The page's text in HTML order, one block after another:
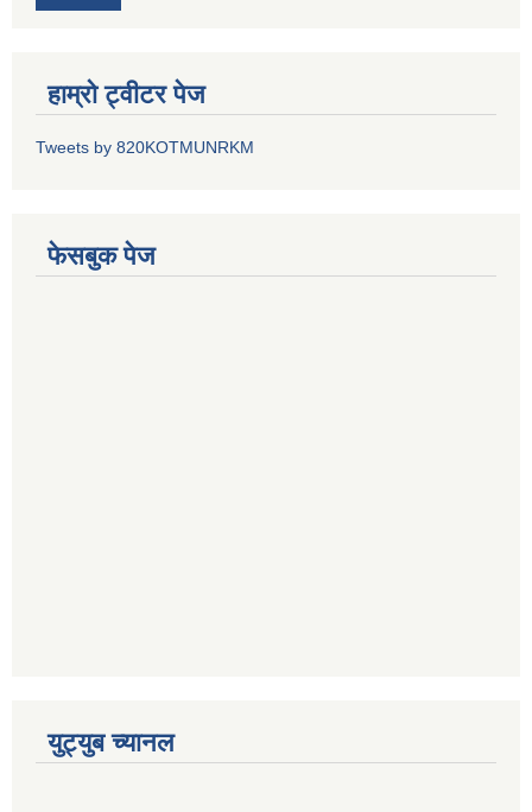
हाम्रो ट्वीटर पेज
Tweets by 820KOTMUNRKM
फेसबुक पेज
युट्युब च्यानल